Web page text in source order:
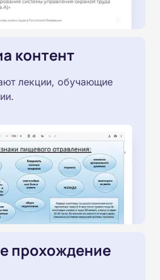
контент
лекции, обучающие
прохождение